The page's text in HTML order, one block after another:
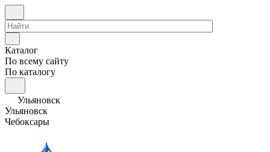
Каталог
По всему сайту
По каталогу
Ульяновск
Ульяновск
Чебоксары